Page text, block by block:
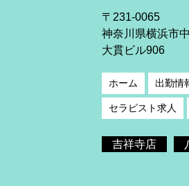
〒231-0065
神奈川県横浜市
大貫ビル906
ホーム 出勤情
セラピスト求人
吉祥寺店